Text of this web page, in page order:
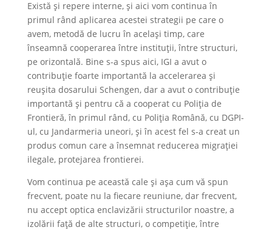
Există și repere interne, și aici vom continua în
primul rând aplicarea acestei strategii pe care o
avem, metodă de lucru în același timp, care
înseamnă cooperarea între instituții, între structuri,
pe orizontală. Bine s-a spus aici, IGI a avut o
contribuție foarte importantă la accelerarea și
reușita dosarului Schengen, dar a avut o contribuție
importantă și pentru că a cooperat cu Poliția de
Frontieră, în primul rând, cu Poliția Română, cu DGPI-
ul, cu Jandarmeria uneori, și în acest fel s-a creat un
produs comun care a însemnat reducerea migrației
ilegale, protejarea frontierei.
Vom continua pe această cale și așa cum vă spun
frecvent, poate nu la fiecare reuniune, dar frecvent,
nu accept optica enclavizării structurilor noastre, a
izolării față de alte structuri, o competiție, între